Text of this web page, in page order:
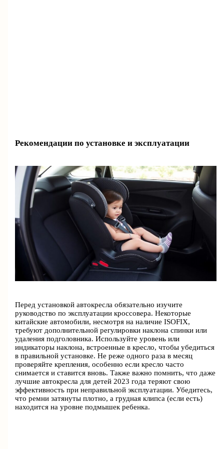
Рекомендации по установке и эксплуатации
Перед установкой автокресла обязательно изучите
руководство по эксплуатации кроссовера. Некоторые
китайские автомобили, несмотря на наличие ISOFIX,
требуют дополнительной регулировки наклона спинки или
удаления подголовника. Используйте уровень или
индикаторы наклона, встроенные в кресло, чтобы убедиться
в правильной установке. Не реже одного раза в месяц
проверяйте крепления, особенно если кресло часто
снимается и ставится вновь. Также важно помнить, что даже
лучшие автокресла для детей 2023 года теряют свою
эффективность при неправильной эксплуатации. Убедитесь,
что ремни затянуты плотно, а грудная клипса (если есть)
находится на уровне подмышек ребенка.